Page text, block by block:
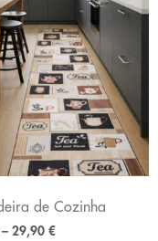
de Cozinha
– 29,90 €